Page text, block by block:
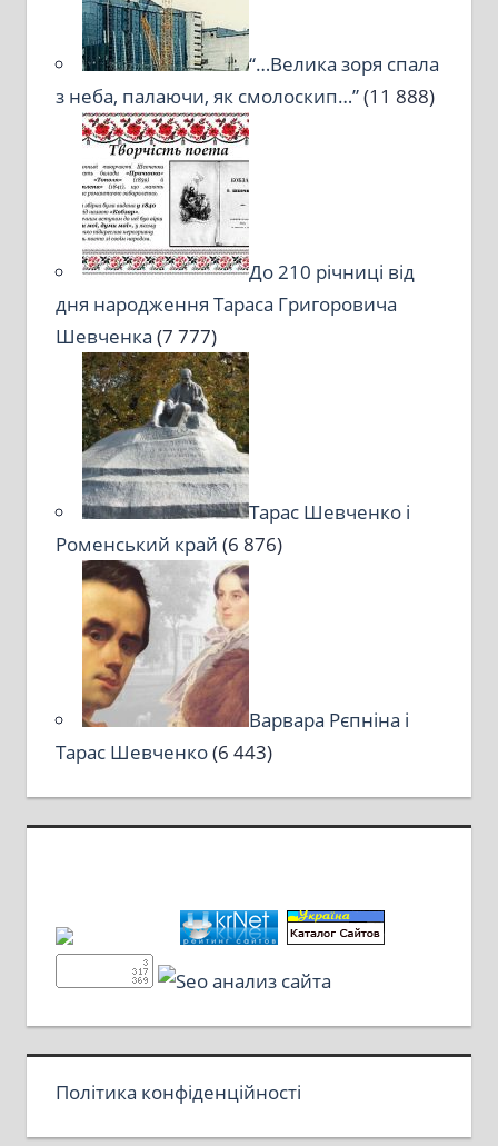
“…Велика зоря спала
з неба, палаючи, як смолоскип…”(11 888)
До 210 річниці від
дня народження Тараса Григоровича
Шевченка (7 777)
Тарас Шевченко і
Роменський край (6 876)
Варвара Рєпніна і
Тарас Шевченко(6 443)
Політика конфіденційності